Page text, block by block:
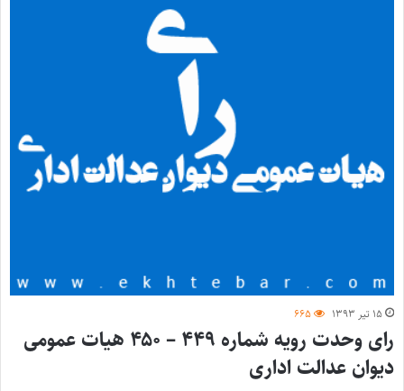
۱۵ تیر ۱۳۹۳ ۶۶۵
رای وحدت رویه شماره ۴۴۹ – ۴۵۰ هیات عمومی
دیوان عدالت اداری